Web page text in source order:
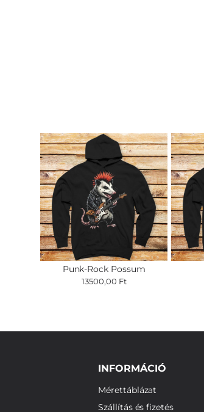
Punk-Rock Possum
13500,00 Ft
INFORMÁCIÓ
Mérettáblázat
Szállítás és fizetés